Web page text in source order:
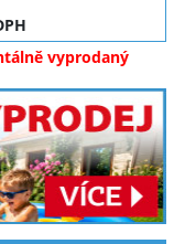
vyprodaný